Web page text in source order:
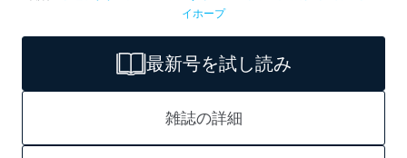
イホープ
最新号を試し読み
雑誌の詳細